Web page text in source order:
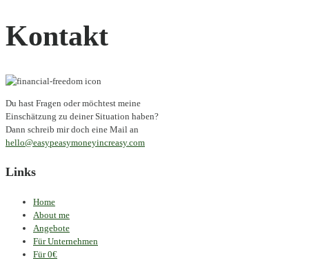
Kontakt
Du hast Fragen oder möchtest meine
Einschätzung zu deiner Situation haben?
Dann schreib mir doch eine Mail an
hello@easypeasymoneyincreasy.com
Links
Home
About me
Angebote
Für Unternehmen
Für 0€